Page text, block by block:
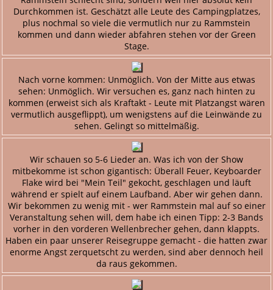
Durchkommen ist. Geschätzt alle Leute des Campingplatzes,
plus nochmal so viele die vermutlich nur zu Rammstein
kommen und dann wieder abfahren stehen vor der Green
Stage.
Nach vorne kommen: Unmöglich. Von der Mitte aus etwas
sehen: Unmöglich. Wir versuchen es, ganz nach hinten zu
kommen (erweist sich als Kraftakt - Leute mit Platzangst wären
vermutlich ausgeflippt), um wenigstens auf die Leinwände zu
sehen. Gelingt so mittelmäßig.
Wir schauen so 5-6 Lieder an. Was ich von der Show
mitbekomme ist schon gigantisch: Überall Feuer, Keyboarder
Flake wird bei "Mein Teil" gekocht, geschlagen und läuft
während er spielt auf einem Laufband. Aber wir gehen dann.
Wir bekommen zu wenig mit - wer Rammstein mal auf so einer
Veranstaltung sehen will, dem habe ich einen Tipp: 2-3 Bands
vorher in den vorderen Wellenbrecher gehen, dann klappts.
Haben ein paar unserer Reisegruppe gemacht - die hatten zwar
enorme Angst zerquetscht zu werden, sind aber dennoch heil
da raus gekommen.